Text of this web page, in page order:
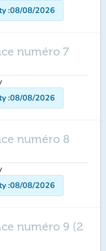
:08/08/2026
numéro 7
:08/08/2026
numéro 8
:08/08/2026
numéro 9 (2